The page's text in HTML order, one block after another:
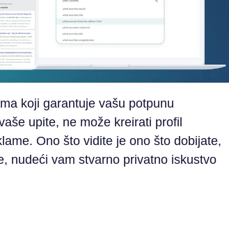
koji garantuje vašu potpunu
upite, ne može kreirati profil
Ono što vidite je ono što dobijate,
nudeći vam stvarno privatno iskustvo